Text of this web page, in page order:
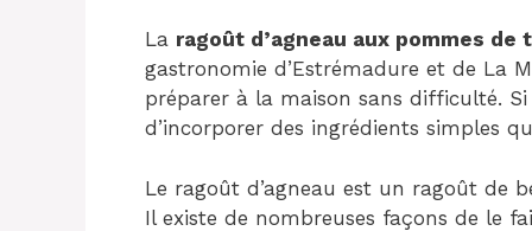
La ragoût d’agneau aux pommes de
gastronomie d’Estrémadure et de La
préparer à la maison sans difficulté.
d’incorporer des ingrédients simples
Le ragoût d’agneau est un ragoût de
Il existe de nombreuses façons de le